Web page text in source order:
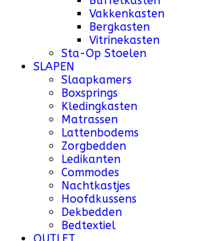
Vakkenkasten
Bergkasten
Vitrinekasten
Sta-Op Stoelen
SLAPEN
Slaapkamers
Boxsprings
Kledingkasten
Matrassen
Lattenbodems
Zorgbedden
Ledikanten
Commodes
Nachtkastjes
Hoofdkussens
Dekbedden
Bedtextiel